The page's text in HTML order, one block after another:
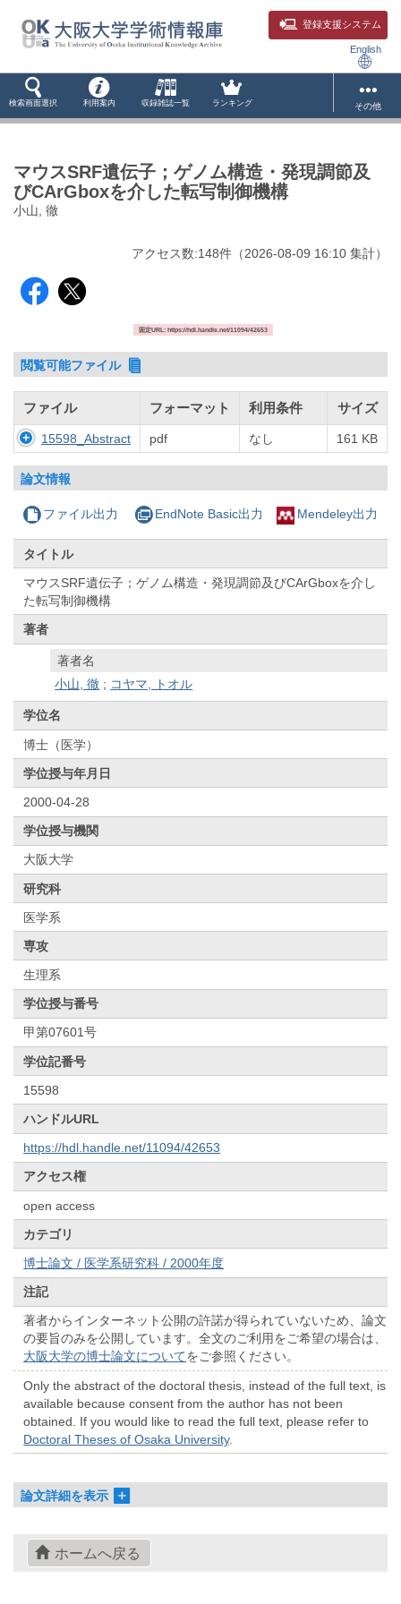
登録支援システム
English
検索画面選択 利用案内 収録雑誌一覧 ランキング その他
マウスSRF遺伝子；ゲノム構造・発現調節及
びCArGboxを介した転写制御機構
小山, 徹
アクセス数:148件 （2026-08-09 16:10 集計）
固定URL: https://hdl.handle.net/11094/42653
閲覧可能ファイル
ファイル フォーマット 利用条件 サイズ
15598_Abstract pdf なし 161 KB
論文情報
ファイル出力 EndNote Basic出力 Mendeley出力
タイトル
マウスSRF遺伝子；ゲノム構造・発現調節及びCArGboxを介し
た転写制御機構
著者
著者名
小山, 徹 ; コヤマ, トオル
学位名
博士（医学）
学位授与年月日
2000-04-28
学位授与機関
大阪大学
研究科
医学系
専攻
生理系
学位授与番号
甲第07601号
学位記番号
15598
ハンドルURL
https://hdl.handle.net/11094/42653
アクセス権
open access
カテゴリ
博士論文 / 医学系研究科 / 2000年度
注記
著者からインターネット公開の許諾が得られていないため、論文
の要旨のみを公開しています。全文のご利用をご希望の場合は、
大阪大学の博士論文についてをご参照ください。
Only the abstract of the doctoral thesis, instead of the full text, is
available because consent from the author has not been
obtained. If you would like to read the full text, please refer to
Doctoral Theses of Osaka University.
論文詳細を表示
ホームへ戻る